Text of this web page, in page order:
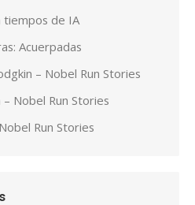
tiempos de IA
Acuerpadas
– Nobel Run Stories
– Nobel Run Stories
Run Stories